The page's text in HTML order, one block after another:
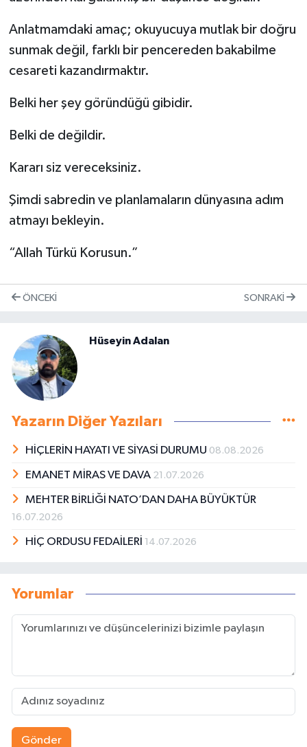
Anlatmamdaki amaç; okuyucuya mutlak bir doğru
sunmak değil, farklı bir pencereden bakabilme
cesareti kazandırmaktır.
Belki her şey göründüğü gibidir.
Belki de değildir.
Kararı siz vereceksiniz.
Şimdi sabredin ve planlamaların dünyasına adım
atmayı bekleyin.
“Allah Türkü Korusun.”
ÖNCEKI SONRAKI
Hüseyin Adalan
Yazarın Diğer Yazıları
HİÇLERİN HAYATI VE SİYASİ DURUMU 08.08.2026
EMANET MİRAS VE DAVA 21.07.2026
MEHTER BİRLİĞİ NATO’DAN DAHA BÜYÜKTÜR
16.07.2026
HİÇ ORDUSU FEDAİLERİ 14.07.2026
Yorumlar
Gönder